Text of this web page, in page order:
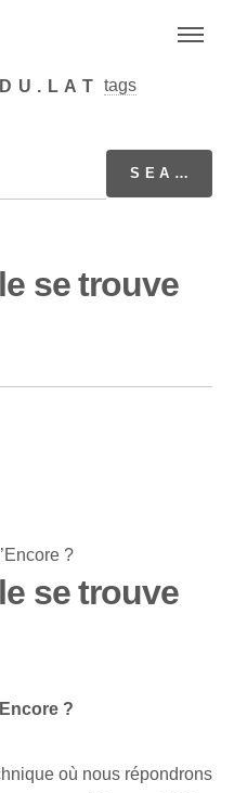
tags
se trouve
se trouve
?
où nous répondrons